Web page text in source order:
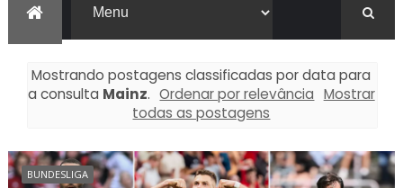
Mostrando postagens classificadas por data para
a consulta Mainz. Ordenar por relevância Mostrar
todas as postagens
BUNDESLIGA